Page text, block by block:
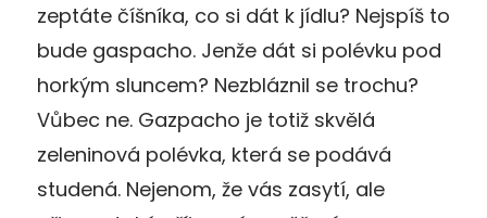
zeptáte číšníka, co si dát k jídlu? Nejspíš to
bude gaspacho. Jenže dát si polévku pod
horkým sluncem? Nezbláznil se trochu?
Vůbec ne. Gazpacho je totiž skvělá
zeleninová polévka, která se podává
studená. Nejenom, že vás zasytí, ale